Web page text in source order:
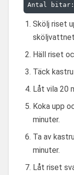
Antal bitar:
Skölj riset
Häll riset
Täck
Låt vila 20
Koka upp
minuter.
Ta av
minuter.
Låt riset